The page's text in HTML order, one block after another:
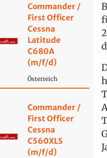
Commander /
First Officer
Cessna
Latitude
C680A
(m/f/d)
Österreich
Commander /
First Officer
Cessna
C560XLS
(m/f/d)